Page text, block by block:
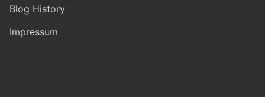
Blog History
Impressum